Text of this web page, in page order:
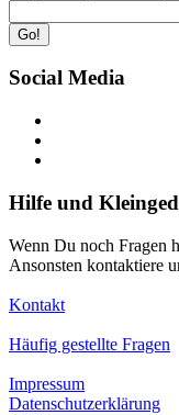
Go!
Social Media
Hilfe und
Wenn Du noch Fragen
Ansonsten kontaktiere
Kontakt
Häufig gestellte Fragen
Impressum
Datenschutzerklärung